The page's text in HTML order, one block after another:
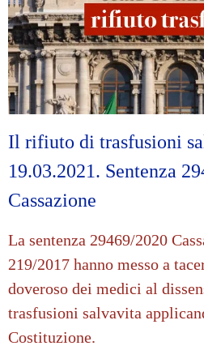
Il rifiuto di trasfusioni
19.03.2021. Sentenza
Cassazione
La sentenza 29469/2020
219/2017 hanno messo a
doveroso dei medici al
trasfusioni salvavita
Costituzione.